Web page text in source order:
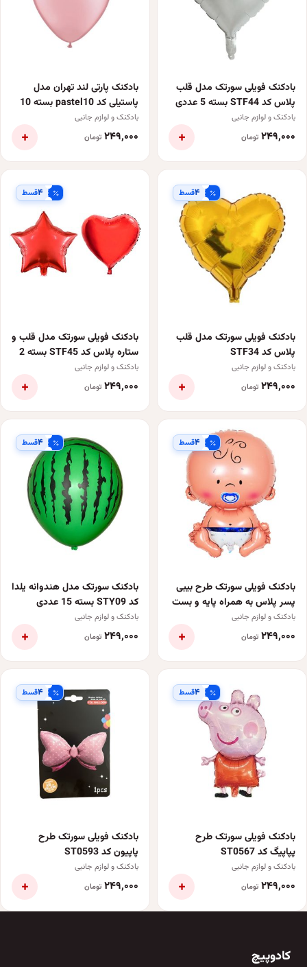
بادکنک فویلی سورتک مدل قلب
پلاس کد STF44 بسته 5 عددی
بادکنک و لوازم جانبی
۲۴۹٬۰۰۰ تومان +
بادکنک پارتی لند تهران مدل
پاستیلی کد pastel10 بسته 10
عددی
بادکنک و لوازم جانبی
۲۴۹٬۰۰۰ تومان +
۴قسط
بادکنک فویلی سورتک مدل قلب
پلاس کد STF34
بادکنک و لوازم جانبی
۲۴۹٬۰۰۰ تومان +
۴قسط
بادکنک فویلی سورتک مدل قلب و
ستاره پلاس کد STF45 بسته 2
عددی
بادکنک و لوازم جانبی
۲۴۹٬۰۰۰ تومان +
۴قسط
بادکنک فویلی سورتک طرح بیبی
پسر پلاس به همراه پایه و بست
کد ST0313
بادکنک و لوازم جانبی
۲۴۹٬۰۰۰ تومان +
۴قسط
بادکنک سورتک مدل هندوانه یلدا
کد STY09 بسته 15 عددی
بادکنک و لوازم جانبی
۲۴۹٬۰۰۰ تومان +
۴قسط
بادکنک فویلی سورتک طرح
پپاپیگ کد ST0567
بادکنک و لوازم جانبی
۲۴۹٬۰۰۰ تومان +
۴قسط
بادکنک فویلی سورتک طرح
پاپیون کد ST0593
بادکنک و لوازم جانبی
۲۴۹٬۰۰۰ تومان +
کادوپیچ